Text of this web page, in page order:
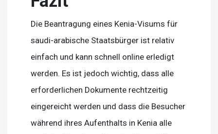
Die Beantragung eines Kenia-Visums für
saudi-arabische Staatsbürger ist relativ
einfach und kann schnell online erledigt
werden. Es ist jedoch wichtig, dass alle
erforderlichen Dokumente rechtzeitig
eingereicht werden und dass die Besucher
während ihres Aufenthalts in Kenia alle